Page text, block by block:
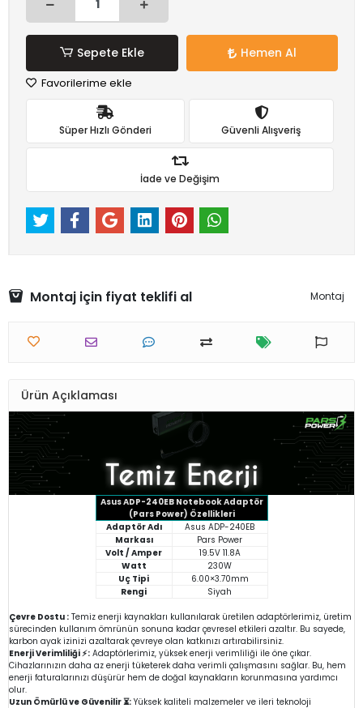
Sepete Ekle Hemen Al
Favorilerime ekle
Süper Hızlı Gönderi Güvenli Alışveriş
İade ve Değişim
Montaj için fiyat teklifi al Montaj
Ürün Açıklaması
Asus ADP-240EB Notebook Adaptör
(Pars Power) Özellikleri
Adaptör Adı
Asus ADP-240EB
Markası
Pars Power
Volt / Amper
19.5V 11.8A
Watt
230W
Uç Tipi
6.00×3.70mm
Rengi
Siyah
Çevre Dostu : Temiz enerji kaynakları kullanılarak üretilen adaptörlerimiz, üretim
sürecinden kullanım ömrünün sonuna kadar çevresel etkileri azaltır. Bu sayede,
karbon ayak izinizi azaltarak çevreye olan katkınızı artırabilirsiniz.
Enerji Verimliliği ⚡: Adaptörlerimiz, yüksek enerji verimliliği ile öne çıkar.
Cihazlarınızın daha az enerji tüketerek daha verimli çalışmasını sağlar. Bu, hem
enerji faturalarınızı düşürür hem de doğal kaynakların korunmasına yardımcı
olur.
Uzun Ömürlü ve Güvenilir ⏳: Yüksek kaliteli malzemeler ve ileri teknoloji